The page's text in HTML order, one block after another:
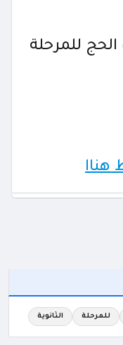
للمرحلة
هناا
للمرحلة الثانوية